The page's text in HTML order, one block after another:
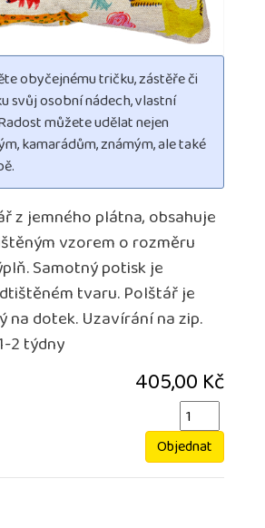
obyčejnému tričku, zástěře či
svůj osobní nádech, vlastní
můžete udělat nejen
kamarádům, známým, ale také
z jemného plátna, obsahuje
vzorem o rozměru
Samotný potisk je
tvaru. Polštář je
na dotek. Uzavírání na zip.
2 týdny
405,00 Kč
Objednat